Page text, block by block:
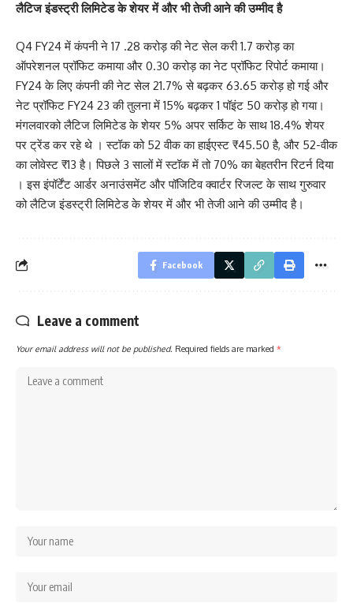
लैटिज इंडस्ट्री लिमिटेड के शेयर में और भी तेजी आने की उम्मीद है
Q4 FY24 में कंपनी ने 17 .28 करोड़ की नेट सेल करी 1.7 करोड़ का
ऑपरेशनल प्रॉफिट कमाया और 0.30 करोड़ का नेट प्रॉफिट रिपोर्ट कमाया।
FY24 के लिए कंपनी की नेट सेल 21.7% से बढ़कर 63.65 करोड़ हो गई और
नेट प्रॉफिट FY24 23 की तुलना में 15% बढ़कर 1 पॉइंट 50 करोड़ हो गया।
मंगलवारको लैटिज लिमिटेड के शेयर 5% अपर सर्किट के साथ 18.4% शेयर
पर ट्रेंड कर रहे थे । स्टॉक को 52 वीक का हाईएस्ट ₹45.50 है, और 52-वीक
का लोवेस्ट ₹13 है। पिछले 3 सालों में स्टॉक में तो 70% का बेहतरीन रिटर्न दिया
। इस इंपॉर्टेंट आर्डर अनाउंसमेंट और पॉजिटिव क्वार्टर रिजल्ट के साथ गुरुवार
को लैटिज इंडस्ट्री लिमिटेड के शेयर में और भी तेजी आने की उम्मीद है।
Facebook
Leave a comment
Your email address will not be published. Required fields are marked *